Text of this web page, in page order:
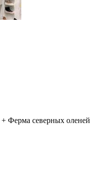
Ферма северных оленей